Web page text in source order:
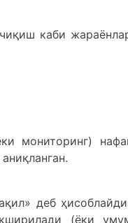
каби
мониторинг)
деб
(ёки